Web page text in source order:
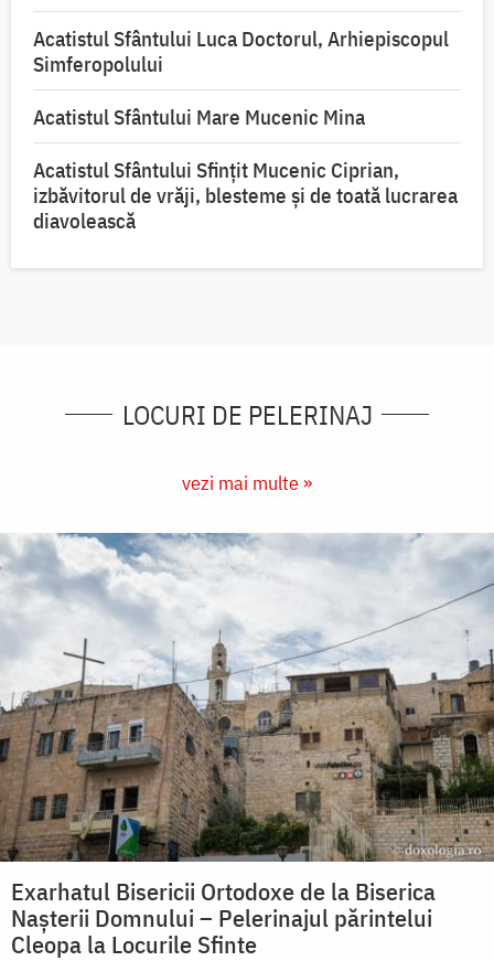
Acatistul Sfântului Luca Doctorul, Arhiepiscopul
Simferopolului
Acatistul Sfântului Mare Mucenic Mina
Acatistul Sfântului Sfințit Mucenic Ciprian,
izbăvitorul de vrăji, blesteme și de toată lucrarea
diavolească
LOCURI DE PELERINAJ
vezi mai multe »
Exarhatul Bisericii Ortodoxe de la Biserica
Nașterii Domnului – Pelerinajul părintelui
Cleopa la Locurile Sfinte